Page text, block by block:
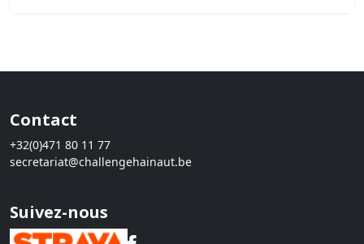
Contact
+32(0)471 80 11 77
secretariat@challengehainaut.be
Suivez-nous